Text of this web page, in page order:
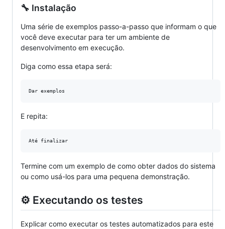
🔧 Instalação
Uma série de exemplos passo-a-passo que informam o que
você deve executar para ter um ambiente de
desenvolvimento em execução.
Diga como essa etapa será:
E repita:
Termine com um exemplo de como obter dados do sistema
ou como usá-los para uma pequena demonstração.
⚙️ Executando os testes
Explicar como executar os testes automatizados para este